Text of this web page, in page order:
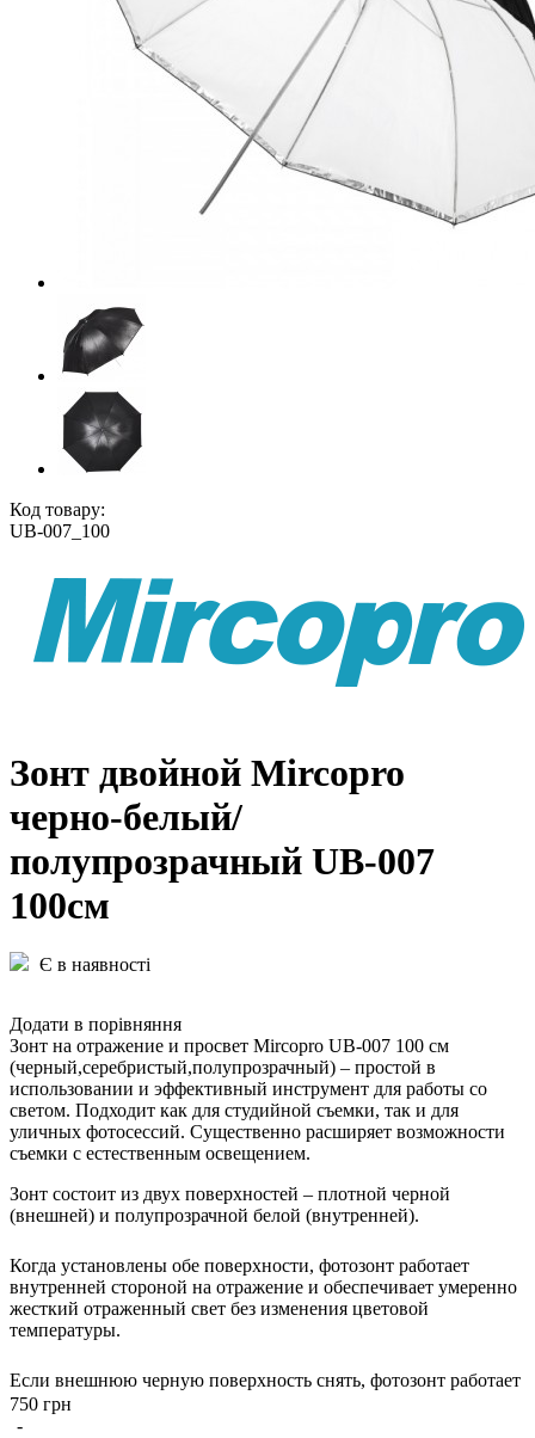
Код товару:
UB-007_100
Зонт двойной Mircopro
черно-белый/
полупрозрачный UB-007
100см
Є в наявності
Додати в порівняння
Зонт на отражение и просвет Mircopro UB-007 100 см
(черный,серебристый,полупрозрачный) – простой в
использовании и эффективный инструмент для работы со
светом. Подходит как для студийной съемки, так и для
уличных фотосессий. Существенно расширяет возможности
съемки с естественным освещением.
Зонт состоит из двух поверхностей – плотной черной
(внешней) и полупрозрачной белой (внутренней).
Когда установлены обе поверхности, фотозонт работает
внутренней стороной на отражение и обеспечивает умеренно
жесткий отраженный свет без изменения цветовой
температуры.
Если внешнюю черную поверхность снять, фотозонт работает
на просвет, создавая мягкий, сильно рассеянный свет.
750 грн
-